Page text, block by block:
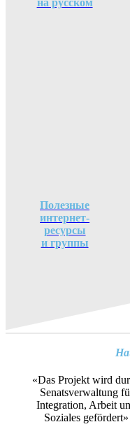
на русском
Полезные
интернет-
ресурсы
и группы
«Das Projekt wird
Senatsverwaltung
Integration, Arbeit
Soziales gefördert»